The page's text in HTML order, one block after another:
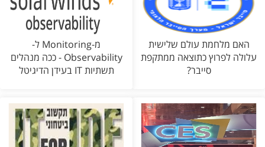
האם מלחמת עולם שלישית
עלולה לפרוץ כתוצאה ממתקפת
סייבר?
מ-Monitoring ל-
Observability - ככה מנהלים
תשתיות IT בעידן הדיגיטל